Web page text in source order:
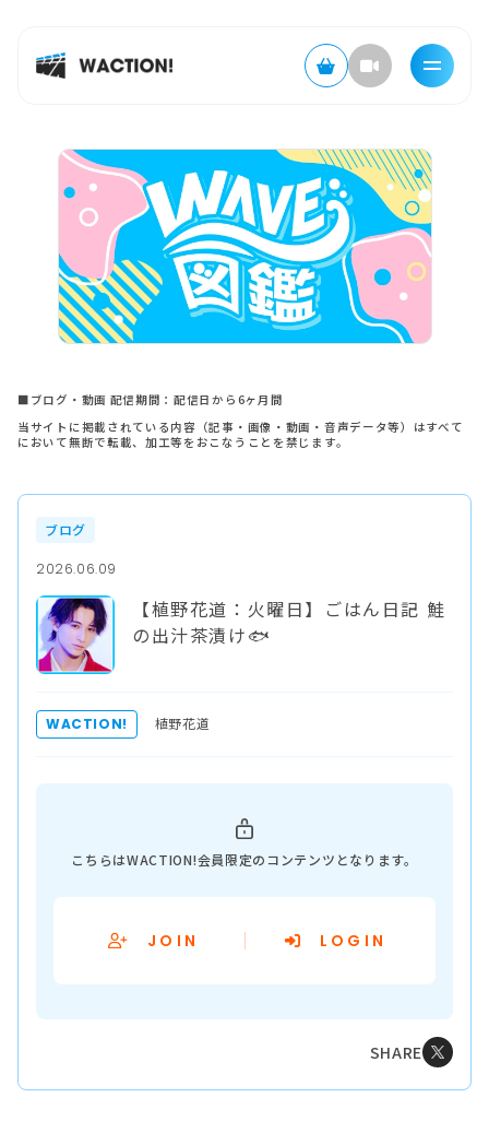
■ブログ・動画 配信期間：配信日から6ヶ月間
当サイトに掲載されている内容（記事・画像・動画・音声データ等）はすべて
において無断で転載、加工等をおこなうことを禁じます。
ブログ
2026.06.09
【植野花道：火曜日】ごはん日記 鮭
の出汁茶漬け🐟
WACTION! 植野花道
こちらはWACTION!会員限定のコンテンツとなります。
JOIN LOGIN
SHARE